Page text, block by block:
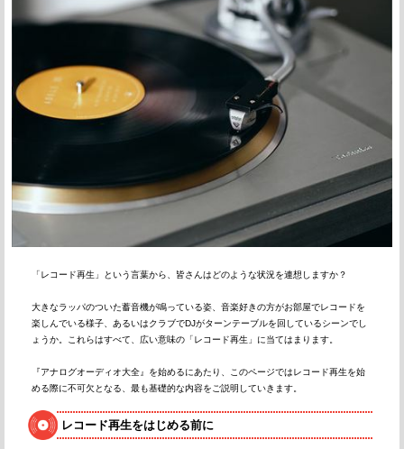
「レコード再生」という言葉から、皆さんはどのような状況を連想しますか？
大きなラッパのついた蓄音機が鳴っている姿、音楽好きの方がお部屋でレコードを
楽しんでいる様子、あるいはクラブでDJがターンテーブルを回しているシーンでし
ょうか。これらはすべて、広い意味の「レコード再生」に当てはまります。
『アナログオーディオ大全』を始めるにあたり、このページではレコード再生を始
める際に不可欠となる、最も基礎的な内容をご説明していきます。
レコード再生をはじめる前に